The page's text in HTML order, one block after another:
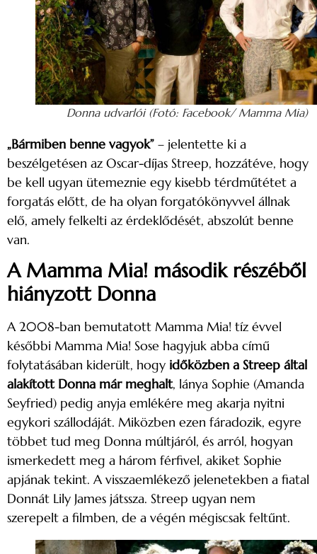
Donna udvarlói (Fotó: Facebook/ Mamma Mia)
„Bármiben benne vagyok” – jelentette ki a
beszélgetésen az Oscar-díjas Streep, hozzátéve, hogy
be kell ugyan ütemeznie egy kisebb térdműtétet a
forgatás előtt, de ha olyan forgatókönyvvel állnak
elő, amely felkelti az érdeklődését, abszolút benne
van.
A Mamma Mia! második részéből
hiányzott Donna
A 2008-ban bemutatott Mamma Mia! tíz évvel
későbbi Mamma Mia! Sose hagyjuk abba című
folytatásában kiderült, hogy időközben a Streep által
alakított Donna már meghalt, lánya Sophie (Amanda
Seyfried) pedig anyja emlékére meg akarja nyitni
egykori szállodáját. Miközben ezen fáradozik, egyre
többet tud meg Donna múltjáról, és arról, hogyan
ismerkedett meg a három férfivel, akiket Sophie
apjának tekint. A visszaemlékező jelenetekben a fiatal
Donnát Lily James játssza. Streep ugyan nem
szerepelt a filmben, de a végén mégiscsak feltűnt.